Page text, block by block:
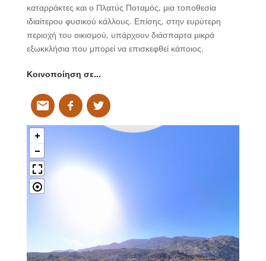
καταρράκτες και ο Πλατύς Ποταμός, μια τοποθεσία
ιδιαίτερου φυσικού κάλλους. Επίσης, στην ευρύτερη
περιοχή του οικισμού, υπάρχουν διάσπαρτα μικρά
εξωκκλήσια που μπορεί να επισκεφθεί κάποιος.
Κοινοποίηση σε…